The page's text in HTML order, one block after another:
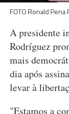
FOTO Ronald Pena
A presidente
Rodríguez
mais
dia após
levar à
"Estamos a